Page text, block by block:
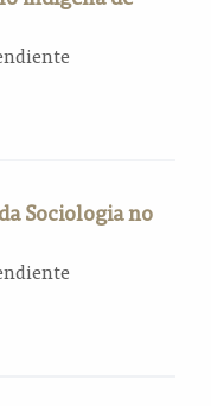
Sociologia no